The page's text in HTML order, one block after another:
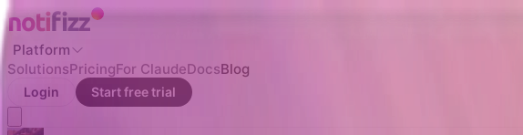
Platform
SolutionsPricingFor ClaudeDocsBlog
Login Start free trial